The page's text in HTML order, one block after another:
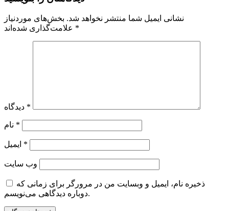
نشانی ایمیل شما منتشر نخواهد شد. بخش‌های موردنیاز
*
*
*
*
وب‌ سایت
ذخیره نام، ایمیل و وبسایت من در مرورگر برای زمانی که
دوباره دیدگاهی می‌نویسم.